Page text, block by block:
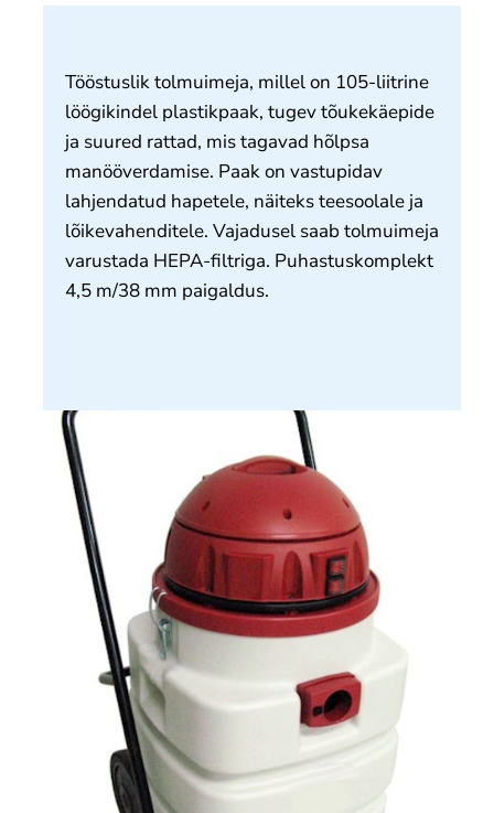
Kontakt
Tööstuslik tolmuimeja, millel on 105-liitrine
löögikindel plastikpaak, tugev tõukekäepide
ja suured rattad, mis tagavad hõlpsa
manööverdamise. Paak on vastupidav
lahjendatud hapetele, näiteks teesoolale ja
lõikevahenditele. Vajadusel saab tolmuimeja
varustada HEPA-filtriga. Puhastuskomplekt
4,5 m/38 mm paigaldus.